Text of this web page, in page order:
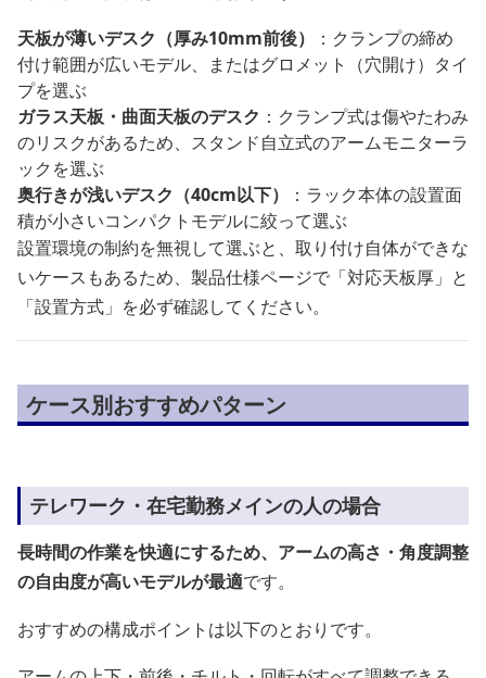
天板が薄いデスク（厚み10mm前後）
：クランプの締め
付け範囲が広いモデル、またはグロメット（穴開け）タイ
プを選ぶ
ガラス天板・曲面天板のデスク ：クランプ式は傷やたわみ
のリスクがあるため、スタンド自立式のアームモニターラ
ックを選ぶ
奥行きが浅いデスク（40cm以下）
：ラック本体の設置面
積が小さいコンパクトモデルに絞って選ぶ
設置環境の制約を無視して選ぶと、取り付け自体ができな
いケースもあるため、製品仕様ページで「対応天板厚」と
「設置方式」を必ず確認してください。
ケース別おすすめパターン
テレワーク・在宅勤務メインの人の場合
長時間の作業を快適にするため、アームの高さ・角度調整
の自由度が高いモデルが最適です。
おすすめの構成ポイントは以下のとおりです。